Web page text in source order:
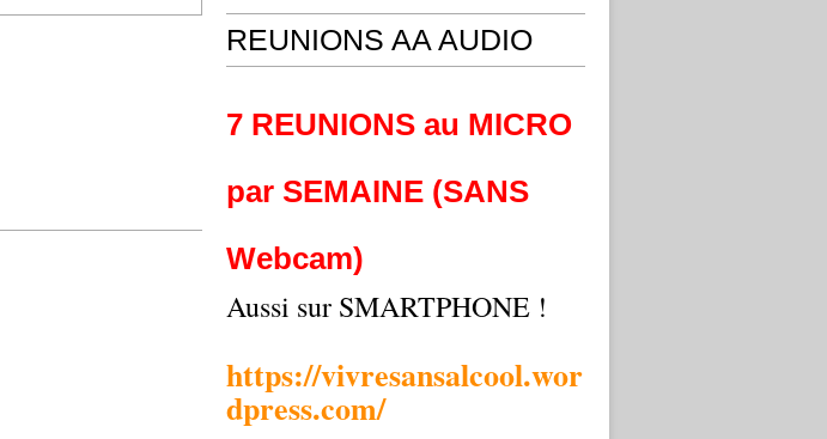
REUNIONS AA AUDIO
7 REUNIONS au MICRO
par SEMAINE (SANS
Webcam)
Aussi sur SMARTPHONE !
https://vivresansalcool.wor
dpress.com/